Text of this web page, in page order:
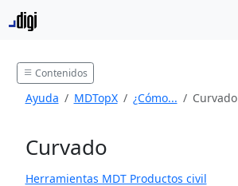
Contenidos
Ayuda MDTopX ¿Cómo... Curvado
Curvado
Herramientas MDT Productos civil